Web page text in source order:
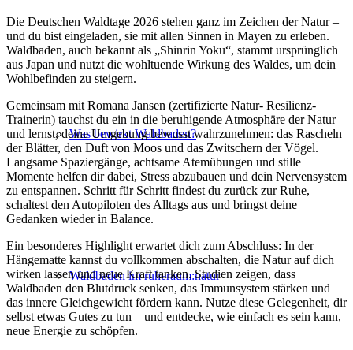
Was bewirkt Waldbaden?
Waldbaden im ruheraum:natur
Die Deutschen Waldtage 2026 stehen ganz im Zeichen der Natur –
und du bist eingeladen, sie mit allen Sinnen in Mayen zu erleben.
Waldbaden, auch bekannt als „Shinrin Yoku“, stammt ursprünglich
aus Japan und nutzt die wohltuende Wirkung des Waldes, um dein
Wohlbefinden zu steigern.
Gemeinsam mit Romana Jansen (zertifizierte Natur- Resilienz-
Trainerin) tauchst du ein in die beruhigende Atmosphäre der Natur
und lernst, deine Umgebung bewusst wahrzunehmen: das Rascheln
der Blätter, den Duft von Moos und das Zwitschern der Vögel.
Langsame Spaziergänge, achtsame Atemübungen und stille
Momente helfen dir dabei, Stress abzubauen und dein Nervensystem
zu entspannen. Schritt für Schritt findest du zurück zur Ruhe,
schaltest den Autopiloten des Alltags aus und bringst deine
Gedanken wieder in Balance.
Ein besonderes Highlight erwartet dich zum Abschluss: In der
Hängematte kannst du vollkommen abschalten, die Natur auf dich
wirken lassen und neue Kraft tanken. Studien zeigen, dass
Waldbaden den Blutdruck senken, das Immunsystem stärken und
das innere Gleichgewicht fördern kann. Nutze diese Gelegenheit, dir
selbst etwas Gutes zu tun – und entdecke, wie einfach es sein kann,
neue Energie zu schöpfen.